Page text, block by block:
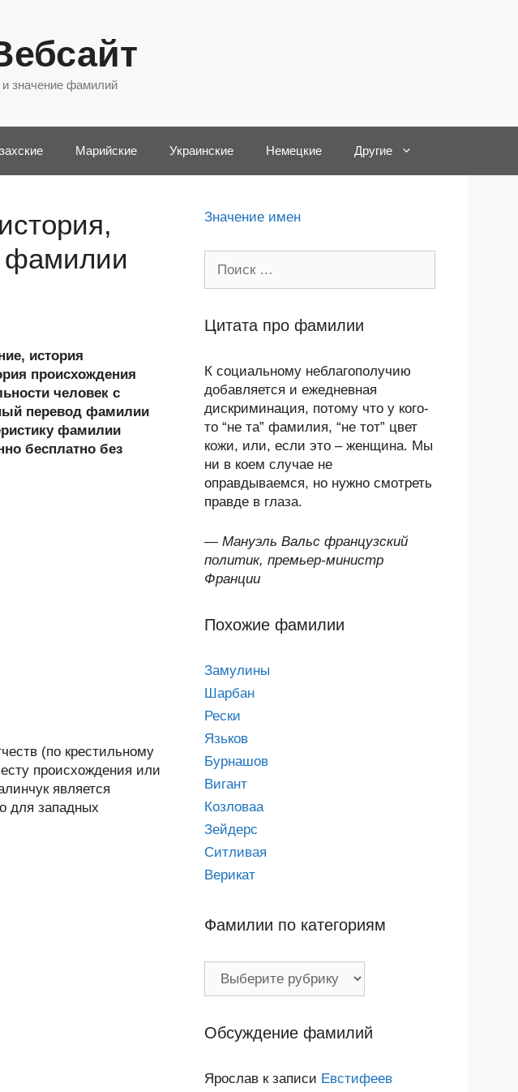
и значение фамилий
Марийские Украинские Немецкие Другие
фамилии
история
происхождения
человек с
перевод фамилии
фамилии
бесплатно без
(по крестильному
происхождения или
является
для западных
Значение имен
Цитата про фамилии
К социальному неблагополучию
добавляется и ежедневная
дискриминация, потому что у кого-
то “не та” фамилия, “не тот” цвет
кожи, или, если это – женщина. Мы
ни в коем случае не
оправдываемся, но нужно смотреть
правде в глаза.
— Мануэль Вальс французский
политик, премьер-министр
Франции
Похожие фамилии
Замулины
Шарбан
Рески
Язьков
Бурнашов
Вигант
Козловаа
Зейдерс
Ситливая
Верикат
Фамилии по категориям
Обсуждение фамилий
Ярослав к записи Евстифеев